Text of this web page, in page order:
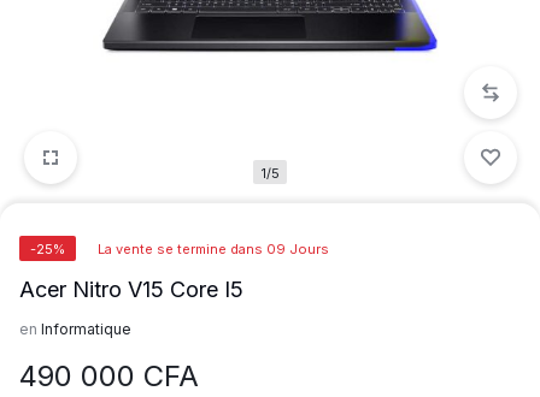
1/5
-25% La vente se termine dans 09 Jours
Acer Nitro V15 Core I5
en Informatique
490 000 CFA